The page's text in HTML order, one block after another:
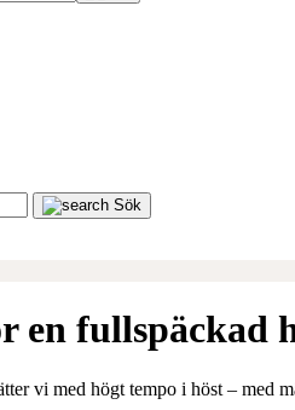
Sök
en fullspäckad
vi med högt tempo i höst – med